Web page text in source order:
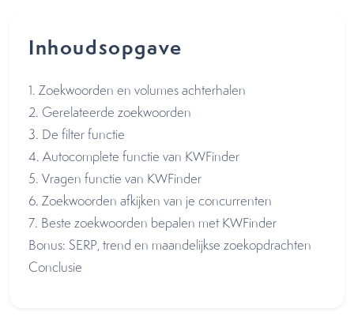
Inhoudsopgave
1. Zoekwoorden en volumes achterhalen
2. Gerelateerde zoekwoorden
3. De filter functie
4. Autocomplete functie van KWFinder
5. Vragen functie van KWFinder
6. Zoekwoorden afkijken van je concurrenten
7. Beste zoekwoorden bepalen met KWFinder
Bonus: SERP, trend en maandelijkse zoekopdrachten
Conclusie